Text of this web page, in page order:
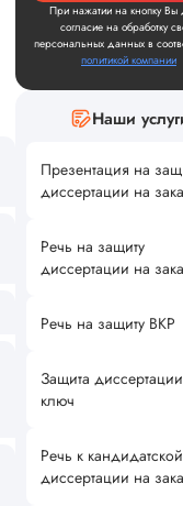
При нажатии на кнопку Вы
согласие на обработку
персональных данных в
политикой компании
Наши
Презентация на
диссертации на
Речь на защиту
диссертации на
Речь на защиту ВКР
Защита
ключ
Речь к кандидатской
диссертации на